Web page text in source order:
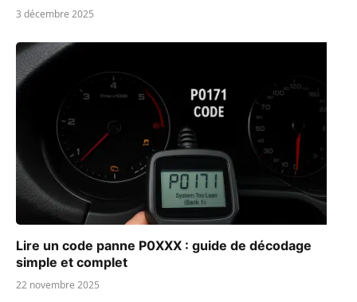
3 décembre 2025
Lire un code panne P0XXX : guide de décodage
simple et complet
22 novembre 2025